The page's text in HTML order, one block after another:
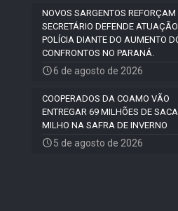
NOVOS SARGENTOS REFORÇAM
SECRETÁRIO DEFENDE
POLÍCIA DIANTE DO AUMENTO
CONFRONTOS NO PARANÁ.
6 de agosto de 2026
COOPERADOS DA COAMO VÃO
ENTREGAR 69 MILHÕES DE
MILHO NA SAFRA DE INVERNO
5 de agosto de 2026